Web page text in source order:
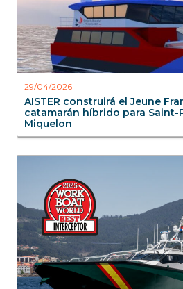
29/04/2026
AISTER construirá el Jeune
catamarán híbrido para Saint-
Miquelon